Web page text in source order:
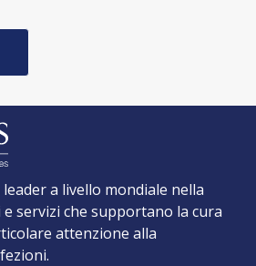
leader a livello mondiale nella
servizi che supportano la cura
attenzione alla